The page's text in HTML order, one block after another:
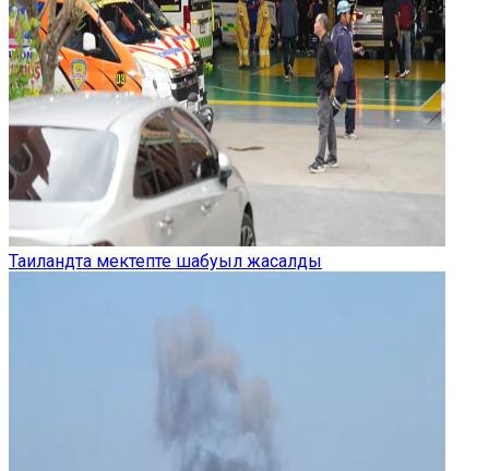
Таиландта мектепте шабуыл жасалды